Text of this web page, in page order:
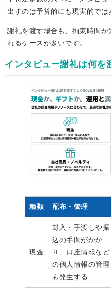
出すのは予算的にも現実的では
謝礼を渡す場合も、拘束時間が
れるケースが多いです。
インタビュー謝礼は何を
種類 配布・管理
現金
封入・手渡しや振
込の手間がかか
り、口座情報など
の個人情報の管理
も発生する